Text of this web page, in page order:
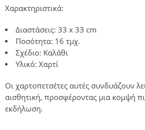
Χαρακτηριστικά:
Διαστάσεις: 33 x 33 cm
Ποσότητα: 16 τμχ.
Σχέδιο: Καλάθι
Υλικό: Χαρτί​
Οι χαρτοπετσέτες αυτές συνδυάζουν
αισθητική, προσφέροντας μια κομψή
εκδήλωση.